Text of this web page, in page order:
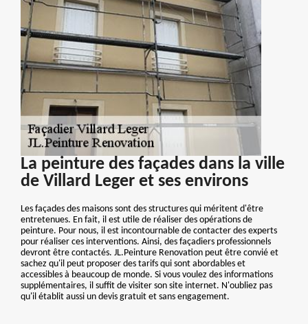
La peinture des façades dans la ville
de Villard Leger et ses environs
Les façades des maisons sont des structures qui méritent d'être
entretenues. En fait, il est utile de réaliser des opérations de
peinture. Pour nous, il est incontournable de contacter des experts
pour réaliser ces interventions. Ainsi, des façadiers professionnels
devront être contactés. JL.Peinture Renovation peut être convié et
sachez qu'il peut proposer des tarifs qui sont abordables et
accessibles à beaucoup de monde. Si vous voulez des informations
supplémentaires, il suffit de visiter son site internet. N'oubliez pas
qu'il établit aussi un devis gratuit et sans engagement.